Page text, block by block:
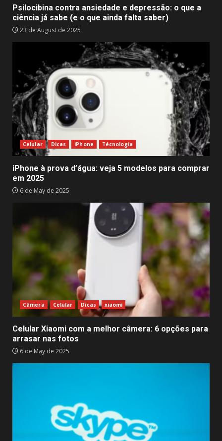
Psilocibina contra ansiedade e depressão: o que a
ciência já sabe (e o que ainda falta saber)
23 de August de 2025
Celular Dicas iPhone Técnologia
iPhone à prova d’água: veja 5 modelos para comprar
em 2025
6 de May de 2025
Câmera Celular Dicas xiaomi
Celular Xiaomi com a melhor câmera: 6 opções para
arrasar nas fotos
6 de May de 2025